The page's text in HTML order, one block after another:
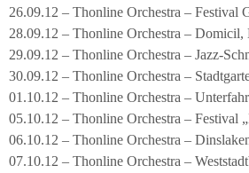
26.09.12 – Thonline Orchestra – Festival
28.09.12 – Thonline Orchestra – Domicil,
29.09.12 – Thonline Orchestra – Jazz-
30.09.12 – Thonline Orchestra –
01.10.12 – Thonline Orchestra –
05.10.12 – Thonline Orchestra – Festival
06.10.12 – Thonline Orchestra –
07.10.12 – Thonline Orchestra –